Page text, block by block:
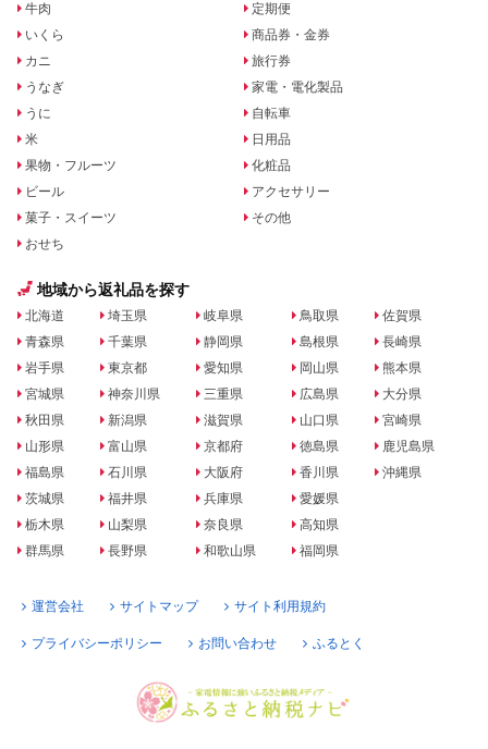
牛肉
いくら
カニ
うなぎ
うに
米
果物・フルーツ
ビール
菓子・スイーツ
おせち
定期便
商品券・金券
旅行券
家電・電化製品
自転車
日用品
化粧品
アクセサリー
その他
地域から返礼品を探す
北海道
青森県
岩手県
宮城県
秋田県
山形県
福島県
茨城県
栃木県
群馬県
埼玉県
千葉県
東京都
神奈川県
新潟県
富山県
石川県
福井県
山梨県
長野県
岐阜県
静岡県
愛知県
三重県
滋賀県
京都府
大阪府
兵庫県
奈良県
和歌山県
鳥取県
島根県
岡山県
広島県
山口県
徳島県
香川県
愛媛県
高知県
福岡県
佐賀県
長崎県
熊本県
大分県
宮崎県
鹿児島県
沖縄県
運営会社 サイトマップ サイト利用規約
プライバシーポリシー お問い合わせ ふるとく